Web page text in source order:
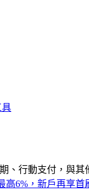
具
、行動支付，與其
高6%，新戶再享首